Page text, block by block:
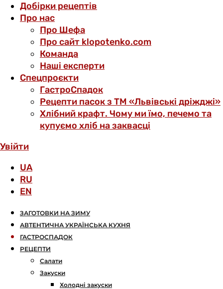
Добірки рецептів
Про нас
Про Шефа
Про сайт klopotenko.com
Команда
Наші експерти
Спецпроєкти
ГастроСпадок
Рецепти пасок з ТМ «Львівські дріжджі»
Хлібний крафт. Чому ми їмо, печемо та
купуємо хліб на заквасці
Увійти
UA
RU
EN
ЗАГОТОВКИ НА ЗИМУ
АВТЕНТИЧНА УКРАЇНСЬКА КУХНЯ
ГАСТРОСПАДОК
РЕЦЕПТИ
Салати
Закуски
Холодні закуски